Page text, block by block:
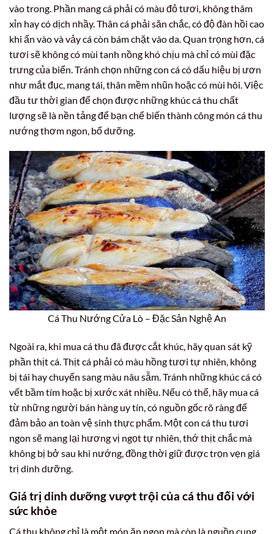
vào trong. Phần mang cá phải có màu đỏ tươi, không thâm
xỉn hay có dịch nhầy. Thân cá phải săn chắc, có độ đàn hồi cao
khi ấn vào và vảy cá còn bám chặt vào da. Quan trọng hơn, cá
tươi sẽ không có mùi tanh nồng khó chịu mà chỉ có mùi đặc
trưng của biển. Tránh chọn những con cá có dấu hiệu bị ươn
như mắt đục, mang tái, thân mềm nhũn hoặc có mùi hôi. Việc
đầu tư thời gian để chọn được những khúc cá thu chất
lượng sẽ là nền tảng để bạn chế biến thành công món cá thu
nướng thơm ngon, bổ dưỡng.
Cá Thu Nướng Cửa Lò – Đặc Sản Nghệ An
Ngoài ra, khi mua cá thu đã được cắt khúc, hãy quan sát kỹ
phần thịt cá. Thịt cá phải có màu hồng tươi tự nhiên, không
bị tái hay chuyển sang màu nâu sẫm. Tránh những khúc cá có
vết bầm tím hoặc bị xước xát nhiều. Nếu có thể, hãy mua cá
từ những người bán hàng uy tín, có nguồn gốc rõ ràng để
đảm bảo an toàn vệ sinh thực phẩm. Một con cá thu tươi
ngon sẽ mang lại hương vị ngọt tự nhiên, thớ thịt chắc mà
không bị bở sau khi nướng, đồng thời giữ được trọn vẹn giá
trị dinh dưỡng.
Giá trị dinh dưỡng vượt trội của cá thu đối với
sức khỏe
Cá thu không chỉ là một món ăn ngon mà còn là nguồn cung